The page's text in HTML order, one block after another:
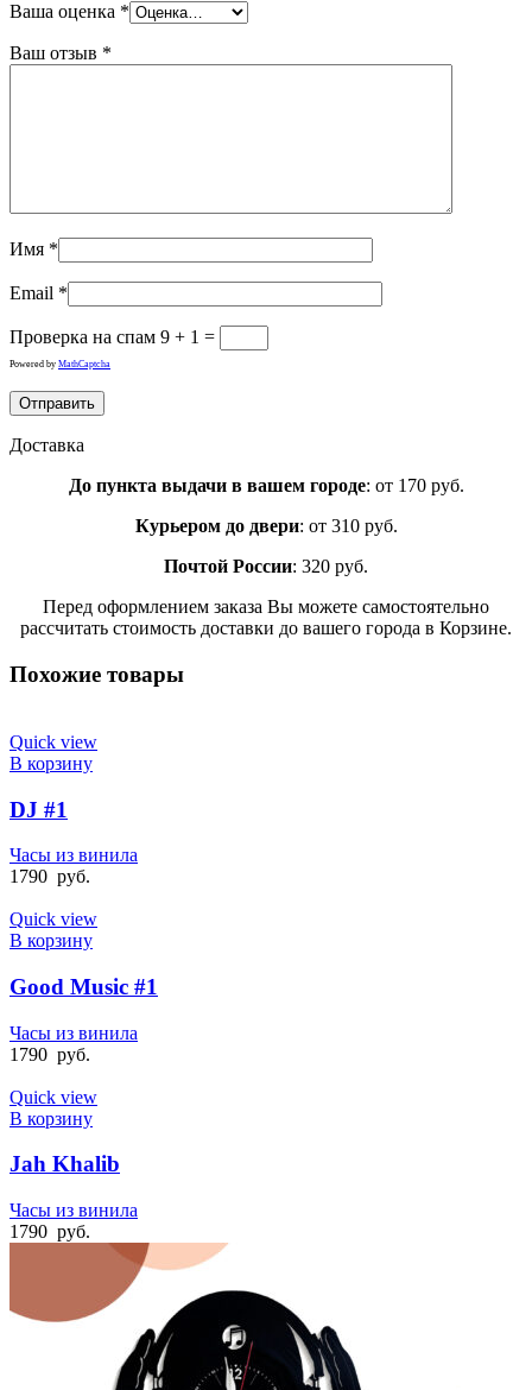
Ваша оценка *
Ваш отзыв *
Имя *
Email *
Проверка на спам 9 + 1 =
Powered by MathCaptcha
Доставка
До пункта выдачи в вашем городе: от 170 руб.
Курьером до двери: от 310 руб.
Почтой России: 320 руб.
Перед оформлением заказа Вы можете самостоятельно
рассчитать стоимость доставки до вашего города в Корзине.
Похожие товары
Quick view
В корзину
DJ #1
Часы из винила
1790 руб.
Quick view
В корзину
Good Music #1
Часы из винила
1790 руб.
Quick view
В корзину
Jah Khalib
Часы из винила
1790 руб.